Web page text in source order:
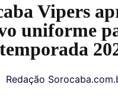
Vipers
uniforme
temporada
Redação